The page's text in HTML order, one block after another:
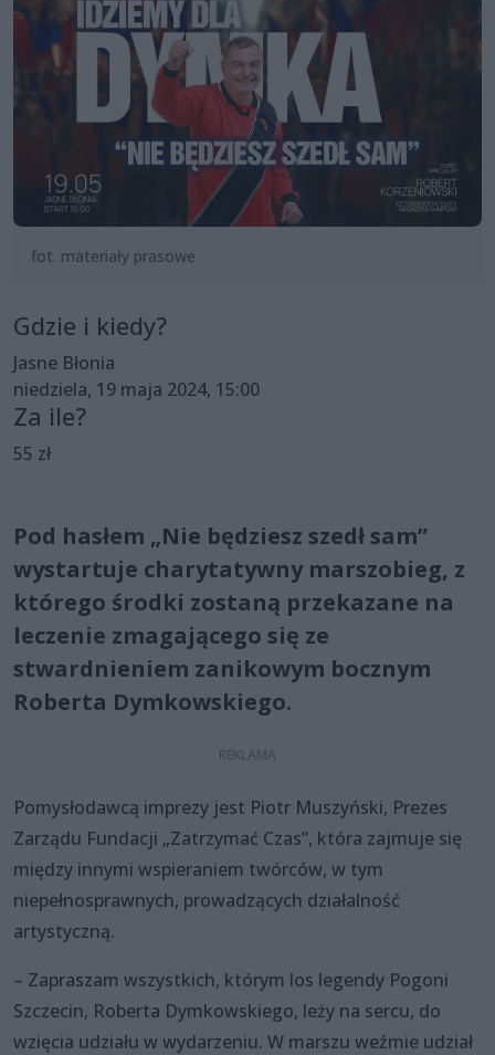
fot. materiały prasowe
Gdzie i kiedy?
Jasne Błonia
niedziela, 19 maja 2024, 15:00
Za ile?
55 zł
Pod hasłem „Nie będziesz szedł sam”
wystartuje charytatywny marszobieg, z
którego środki zostaną przekazane na
leczenie zmagającego się ze
stwardnieniem zanikowym bocznym
Roberta Dymkowskiego.
Pomysłodawcą imprezy jest Piotr Muszyński, Prezes
Zarządu Fundacji „Zatrzymać Czas”, która zajmuje się
między innymi wspieraniem twórców, w tym
niepełnosprawnych, prowadzących działalność
artystyczną.
– Zapraszam wszystkich, którym los legendy Pogoni
Szczecin, Roberta Dymkowskiego, leży na sercu, do
wzięcia udziału w wydarzeniu. W marszu weźmie udział